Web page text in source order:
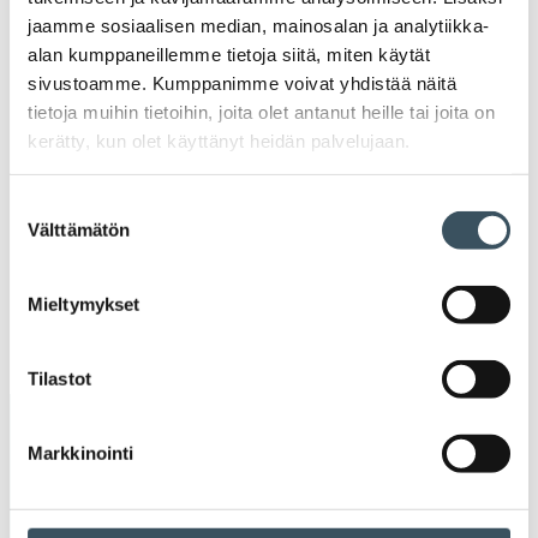
jaamme sosiaalisen median, mainosalan ja analytiikka-
alan kumppaneillemme tietoja siitä, miten käytät
sivustoamme. Kumppanimme voivat yhdistää näitä
tietoja muihin tietoihin, joita olet antanut heille tai joita on
kerätty, kun olet käyttänyt heidän palvelujaan.
valinta
Välttämätön
Mieltymykset
Tilastot
Markkinointi
2022
2021
2020